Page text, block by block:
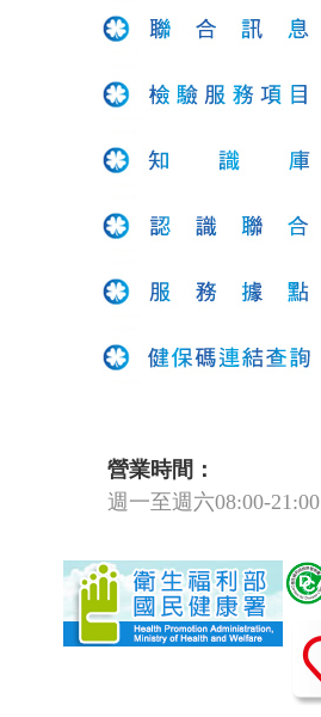
營業時間：
週一至週六08:00-21:00